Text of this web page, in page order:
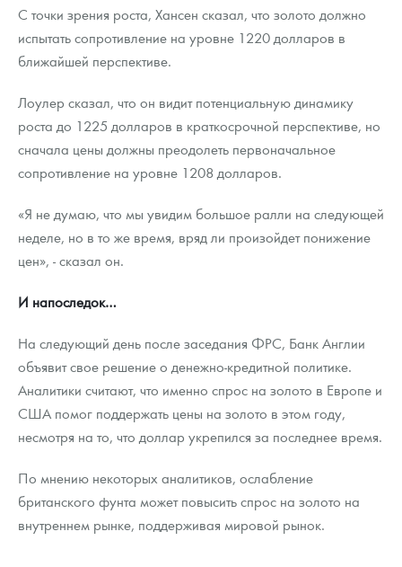
С точки зрения роста, Хансен сказал, что золото должно
испытать сопротивление на уровне 1220 долларов в
ближайшей перспективе.
Лоулер сказал, что он видит потенциальную динамику
роста до 1225 долларов в краткосрочной перспективе, но
сначала цены должны преодолеть первоначальное
сопротивление на уровне 1208 долларов.
«Я не думаю, что мы увидим большое ралли на следующей
неделе, но в то же время, вряд ли произойдет понижение
цен», - сказал он.
И напоследок…
На следующий день после заседания ФРС, Банк Англии
объявит свое решение о денежно-кредитной политике.
Аналитики считают, что именно спрос на золото в Европе и
США помог поддержать цены на золото в этом году,
несмотря на то, что доллар укрепился за последнее время.
По мнению некоторых аналитиков, ослабление
британского фунта может повысить спрос на золото на
внутреннем рынке, поддерживая мировой рынок.